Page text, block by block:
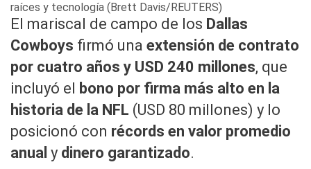
raíces y tecnología (Brett Davis/REUTERS)
El mariscal de campo de los Dallas
Cowboys firmó una extensión de contrato
por cuatro años y USD 240 millones, que
incluyó el bono por firma más alto en la
historia de la NFL (USD 80 millones) y lo
posicionó con récords en valor promedio
anual y dinero garantizado.